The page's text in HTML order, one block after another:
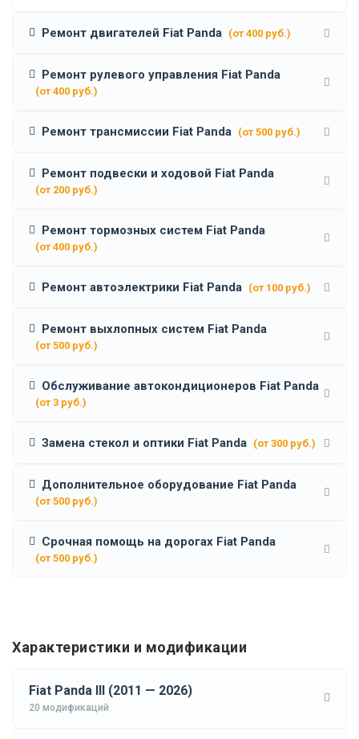
Ремонт двигателей Fiat Panda (от 400 руб.)
Ремонт рулевого управления Fiat Panda
(от 400 руб.)
Ремонт трансмиссии Fiat Panda (от 500 руб.)
Ремонт подвески и ходовой Fiat Panda
(от 200 руб.)
Ремонт тормозных систем Fiat Panda
(от 400 руб.)
Ремонт автоэлектрики Fiat Panda (от 100 руб.)
Ремонт выхлопных систем Fiat Panda
(от 500 руб.)
Обслуживание автокондиционеров Fiat Panda
(от 3 руб.)
Замена стекол и оптики Fiat Panda (от 300 руб.)
Дополнительное оборудование Fiat Panda
(от 500 руб.)
Срочная помощь на дорогах Fiat Panda
(от 500 руб.)
Характеристики и модификации
Fiat Panda III (2011 — 2026)
20 модификаций